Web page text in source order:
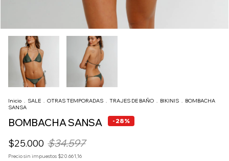
Inicio . SALE . OTRAS TEMPORADAS . TRAJES DE BAÑO . BIKINIS . BOMBACHA
SANSA
BOMBACHA SANSA - 28%
$25.000 $34.597
Precio sin impuestos $20.661,16